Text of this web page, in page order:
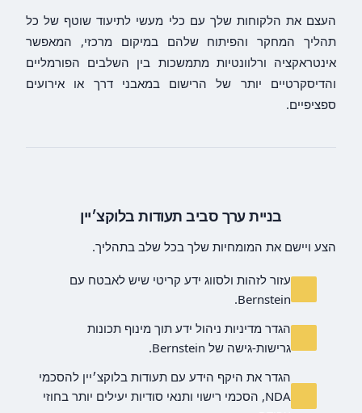
העצם את הלקוחות שלך עם כלי מעשי לתיעוד שוטף של כל
תהליך המחקר והפיתוח שלהם במיקום מרכזי, המאפשר
אינטראקציה ורלוונטיות מתמשכות בין השלבים הפורמליים
והדיסקרטיים יותר של הרישום במאבני דרך או אירועים
ספציפיים.
בניית ערך סביב תעודות בלוקצ׳יין
הצע ויישם את המומחיות שלך בכל שלב בתהליך.
עזור לזהות ולסווג ידע קריטי שיש לאבטח עם
Bernstein.
הגדר מדיניות ניהול ידע תוך מינוף תכונות
גרישות-גישה של Bernstein.
הגדר את היקף הידע עם תעודות בלוקצ׳יין להסכמי
NDA, הסכמי רישוי ותנאי סודיות יעילים יותר בחוזי